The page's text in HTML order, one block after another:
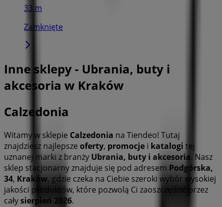
33 m
Zamknięte
Inne sklepy - Ubrania, buty i
akcesoria w Kraków
Calzedonia
Witamy w sklepie Calzedonia na Tiendeo! Tutaj
znajdziesz najlepsze oferty, promocje i katalogi tej
uznanej marki z branży Ubrania, buty i akcesoria. Nasz
sklep stacjonarny znajduje się pod adresem Podgórska,
34, Kraków, gdzie czeka na Ciebie szeroki wybór wysokiej
jakości produktów, które pozwolą Ci zaoszczędzić przez
całysierpień 2026.